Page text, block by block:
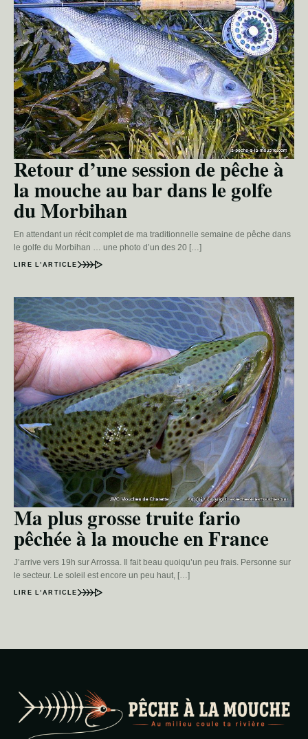
Retour d’une session de pêche à
la mouche au bar dans le golfe
du Morbihan
En attendant un récit complet de ma traditionnelle semaine de pêche dans
le golfe du Morbihan … une photo d’un des 20 […]
LIRE L’ARTICLE
Ma plus grosse truite fario
pêchée à la mouche en France
J’arrive vers 19h sur Arrossa. Il fait beau quoiqu’un peu frais. Personne sur
le secteur. Le soleil est encore un peu haut, […]
LIRE L’ARTICLE